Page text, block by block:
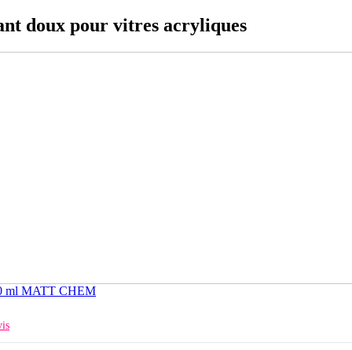
doux pour vitres acryliques
ml MATT CHEM